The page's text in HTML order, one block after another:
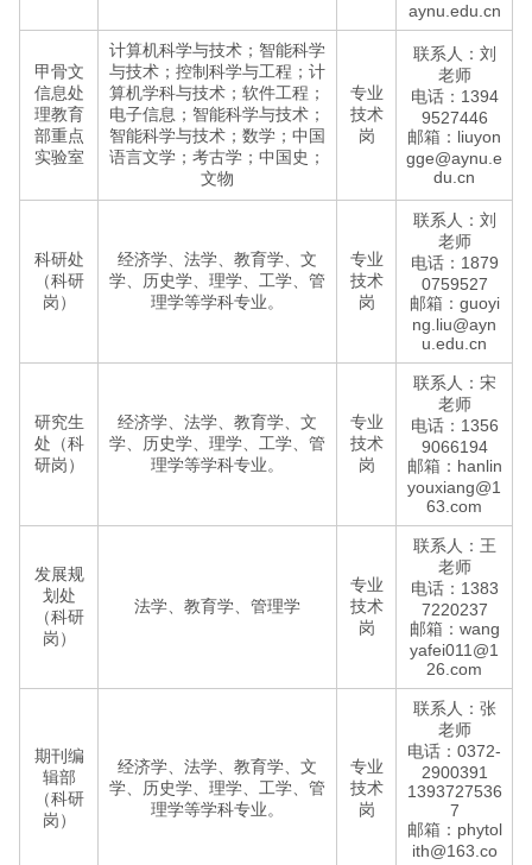
aynu.edu.cn
甲骨文
信息处
理教育
部重点
实验室
计算机科学与技术；智能科学
与技术；控制科学与工程；计
算机学科与技术；软件工程；
电子信息；智能科学与技术；
智能科学与技术；数学；中国
语言文学；考古学；中国史；
文物
专业
技术
岗
联系人：刘
老师
电话：1394
9527446
邮箱：liuyon
gge@aynu.e
du.cn
科研处
（科研
岗）
经济学、法学、教育学、文
学、历史学、理学、工学、管
理学等学科专业。
专业
技术
岗
联系人：刘
老师
电话：1879
0759527
邮箱：guoyi
ng.liu@ayn
u.edu.cn
研究生
处（科
研岗）
经济学、法学、教育学、文
学、历史学、理学、工学、管
理学等学科专业。
专业
技术
岗
联系人：宋
老师
电话：1356
9066194
邮箱：hanlin
youxiang@1
63.com
发展规
划处
（科研
岗）
法学、教育学、管理学
专业
技术
岗
联系人：王
老师
电话：1383
7220237
邮箱：wang
yafei011@1
26.com
期刊编
辑部
（科研
岗）
经济学、法学、教育学、文
学、历史学、理学、工学、管
理学等学科专业。
专业
技术
岗
联系人：张
老师
电话：0372-
2900391
1393727536
7
邮箱：phytol
ith@163.co